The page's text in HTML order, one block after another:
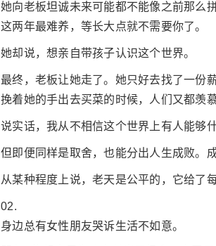
她向老板坦诚未来可能都不能像之前那么
这两年最难养，等长大点就不需要你了。
她却说，想亲自带孩子认识这个世界。
最终，老板让她走了。她只好去找了一份
挽着她的手出去买菜的时候，人们又都羡慕
说实话，我从不相信这个世界上有人能够
但即便同样是取舍，也能分出人生成败。
从某种程度上说，老天是公平的，它给了
02.
身边总有女性朋友哭诉生活不如意。